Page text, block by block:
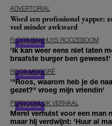
ADVERTORIAL
Word een professional yapper:
veel minder awkward
FLOOR BAKHUYS ROOZEBOOM
'Ik kan weer eens niet laten
braafste burger ben geweest'
ROOS MOGGRÉ
'"Roos, waarom heb je de
gezet?" vroeg mijn vriendin'
PERSOONLIJK VERHAAL
Merel verhuist voor een man
maar hij verdwijnt: 'Huur al